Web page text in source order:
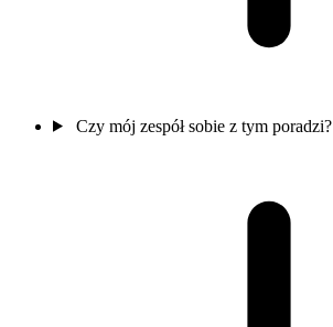
Czy mój zespół sobie z tym poradzi?